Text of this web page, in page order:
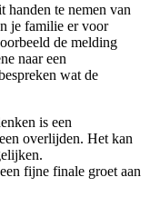
handen te nemen van
je familie er voor
de melding
naar een
wat de
is een
overlijden. Het kan
fijne finale groet aan